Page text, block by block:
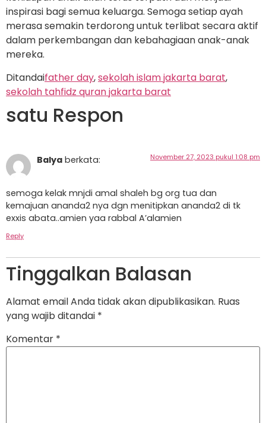
inspirasi bagi semua keluarga. Semoga setiap ayah
merasa semakin terdorong untuk terlibat secara aktif
dalam perkembangan dan kebahagiaan anak-anak
mereka.
Ditandaifather day,sekolah islam jakarta barat,
sekolah tahfidz quran jakarta barat
satu Respon
Balya berkata: November 27, 2023 pukul 1:08 pm
semoga kelak mnjdi amal shaleh bg org tua dan
kemajuan ananda2 nya dgn menitipkan ananda2 di tk
exxis abata..amien yaa rabbal A’alamien
Reply
Tinggalkan Balasan
Alamat email Anda tidak akan dipublikasikan. Ruas
yang wajib ditandai *
Komentar *